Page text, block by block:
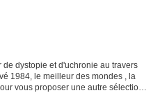
dystopie et d'uchronie au travers
1984, le meilleur des mondes , la
vous proposer une autre sélection